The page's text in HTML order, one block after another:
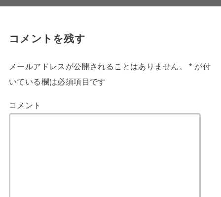
コメントを残す
メールアドレスが公開されることはありません。 * が付
いている欄は必須項目です
コメント